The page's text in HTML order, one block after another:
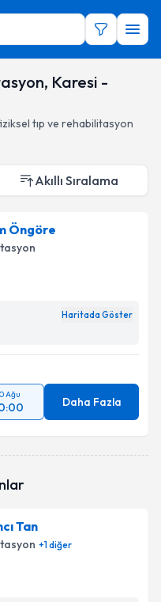
Karesi -
tıp ve rehabilitasyon
Akıllı Sıralama
Öngöre
Haritada Göster
Ağu
Daha Fazla
Tan
+1diğer